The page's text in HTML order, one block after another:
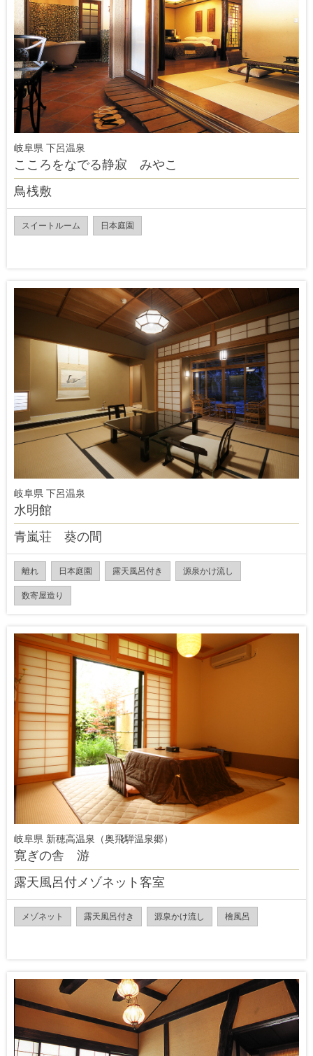
岐阜県 下呂温泉
こころをなでる静寂 みやこ
鳥桟敷
スイートルーム 日本庭園
岐阜県 下呂温泉
水明館
青嵐荘 葵の間
離れ 日本庭園 露天風呂付き 源泉かけ流し
数寄屋造り
岐阜県 新穂高温泉（奥飛騨温泉郷）
寛ぎの舎 游
露天風呂付メゾネット客室
メゾネット 露天風呂付き 源泉かけ流し 檜風呂